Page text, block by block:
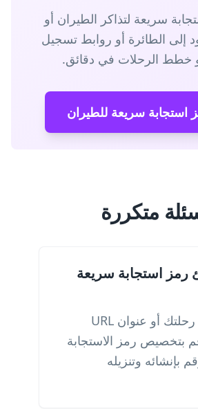
سريعة لتذاكر الطيران أو
إلى الطائرة أو روابط تسجيل
خطط الرحلات في دقائق.
استجابة سريعة للطيران
متكررة
استجابة سريعة
أدخل رابط رحلتك أو عنوان URL
بتخصيص رمز الاستجابة
بإنشائه وتنزيله